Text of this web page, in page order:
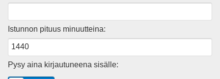
Istunnon pituus minuutteina:
Pysy aina kirjautuneena sisälle: